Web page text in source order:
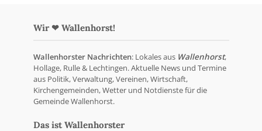
Wir ❤ Wallenhorst!
Wallenhorster Nachrichten: Lokales aus Wallenhorst,
Hollage, Rulle & Lechtingen. Aktuelle News und Termine
aus Politik, Verwaltung, Vereinen, Wirtschaft,
Kirchengemeinden, Wetter und Notdienste für die
Gemeinde Wallenhorst.
Das ist Wallenhorster